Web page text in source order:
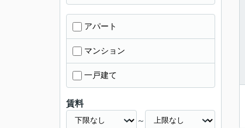
アパート
マンション
一戸建て
賃料
～